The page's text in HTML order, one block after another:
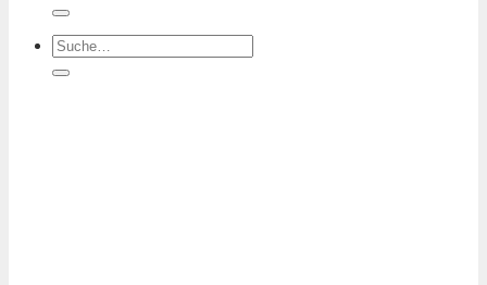
nach:
Suchen
nach: